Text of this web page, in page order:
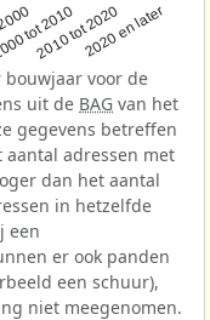
tot 2010
2010 tot 20202020 en later
voor de
uit de BAG van het
gegevens betreffen
aantal adressen met
dan het aantal
in hetzelfde
een
er ook panden
een schuur),
niet meegenomen.